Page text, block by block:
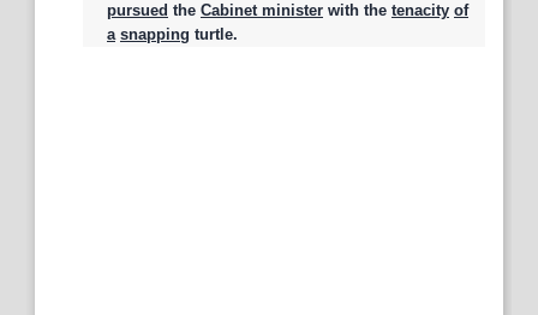
pursued the Cabinet minister with the tenacity of
a snapping turtle.